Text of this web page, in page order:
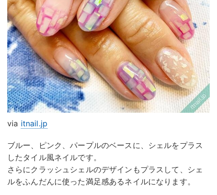
via itnail.jp
ブルー、ピンク、パープルのベースに、シェルをプラス
したタイル風ネイルです。
さらにクラッシュシェルのデザインもプラスして、シェ
ルをふんだんに使った満足感あるネイルになります。